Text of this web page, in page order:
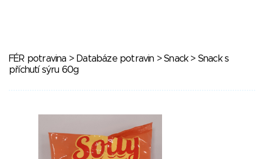
FÉR potravina > Databáze potravin >Snack> Snack s
příchutí sýru 60g